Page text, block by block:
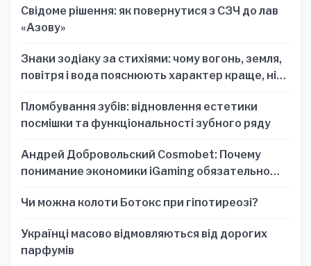
Свідоме рішення: як повернутися з СЗЧ до лав
«Азову»
Знаки зодіаку за стихіями: чому вогонь, земля,
повітря і вода пояснюють характер краще, ніж
Пломбування зубів: відновлення естетики
посмішки та функціональності зубного ряду
Андрей Добровольский Cosmobet: Почему
понимание экономики iGaming обязательно
Чи можна колоти Ботокс при гіпотиреозі?
Українці масово відмовляються від дорогих
парфумів